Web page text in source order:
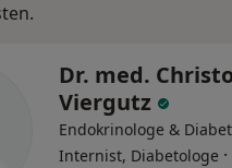
Dr. med.
Viergutz
Endokrinologe &
Internist, Diabetologe ·